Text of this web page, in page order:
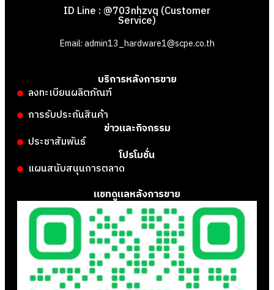
ID Line : @703nhzvq (Customer
Service)
Email: admin13_hardware1@scpe.co.th
บริการหลังการขาย
ลงทะเบียนผลิตภัณฑ์
การรับประกันสินค้า
ข่าวและกิจกรรม
ประชาสัมพันธ์
โปรโมชั่น
แผนสนับสนุนการตลาด
แชทดูแลหลังการขาย